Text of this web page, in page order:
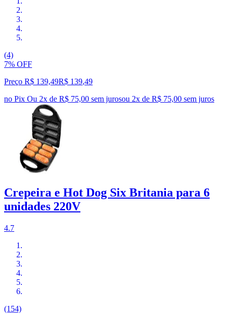
(4)
7% OFF
Preço R$ 139,49R$ 139,49
no Pix Ou 2x de R$ 75,00 sem jurosou 2x de R$ 75,00 sem juros
Crepeira e Hot Dog Six Britania para 6
unidades 220V
4.7
(154)